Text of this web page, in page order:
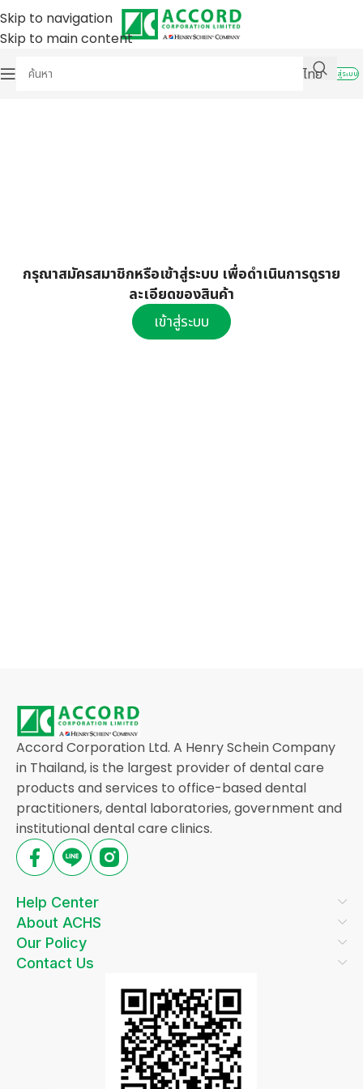
Skip to navigation
Skip to main content
ไทย
เข้าสู่ระบบ
กรุณาสมัครสมาชิกหรือเข้าสู่ระบบ เพื่อดำเนินการดูราย
ละเอียดของสินค้า
เข้าสู่ระบบ
Accord Corporation Ltd. A Henry Schein Company
in Thailand, is the largest provider of dental care
products and services to office-based dental
practitioners, dental laboratories, government and
institutional dental care clinics.
Help Center
About ACHS
Our Policy
Contact Us